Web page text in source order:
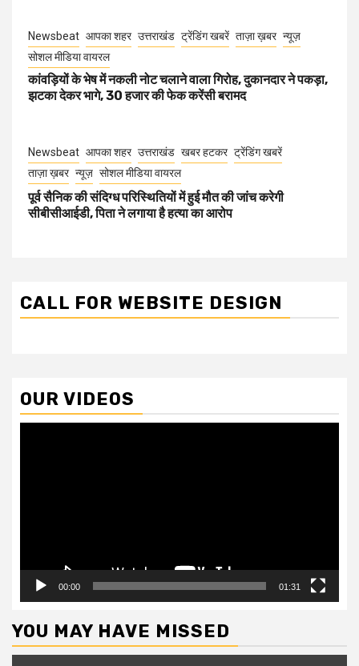
Newsbeat आपका शहर उत्तराखंड ट्रेंडिंग खबरें ताज़ा ख़बर न्यूज़
सोशल मीडिया वायरल
कांवड़ियों के भेष में नकली नोट चलाने वाला गिरोह, दुकानदार ने पकड़ा,
झटका देकर भागे, 30 हजार की फेक करेंसी बरामद
Newsbeat आपका शहर उत्तराखंड खबर हटकर ट्रेंडिंग खबरें
ताज़ा ख़बर न्यूज़ सोशल मीडिया वायरल
पूर्व सैनिक की संदिग्ध परिस्थितियों में हुई मौत की जांच करेगी
सीबीसीआईडी, पिता ने लगाया है हत्या का आरोप
CALL FOR WEBSITE DESIGN
OUR VIDEOS
00:00 01:31
YOU MAY HAVE MISSED